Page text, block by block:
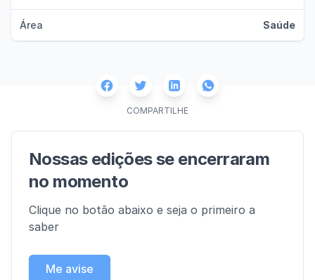
Área Saúde
FacebookTwitterLinkedinWhatsapp
COMPARTILHE
Nossas edições se encerraram
no momento
Clique no botão abaixo e seja o primeiro a
saber
Me avise